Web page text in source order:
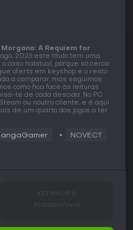
A Requiem for
2026 este título tem uma
o caso habitual, porque só cerca
oferta em keyshop e o resto
a comparar, mas seguimos
como fica face às leituras
te de cada descida. No PC
ou noutro cliente, e é aqui
de um quarto dos jogos a ter
NOVECT
Indisponível